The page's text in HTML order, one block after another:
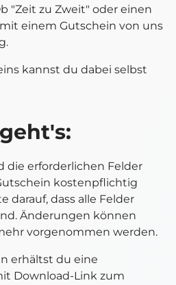
"Zeit zu Zweit" oder einen
einem Gutschein von uns
kannst du dabei selbst
die erforderlichen Felder
kostenpflichtig
darauf, dass alle Felder
Änderungen können
vorgenommen werden.
erhältst du eine
Download-Link zum